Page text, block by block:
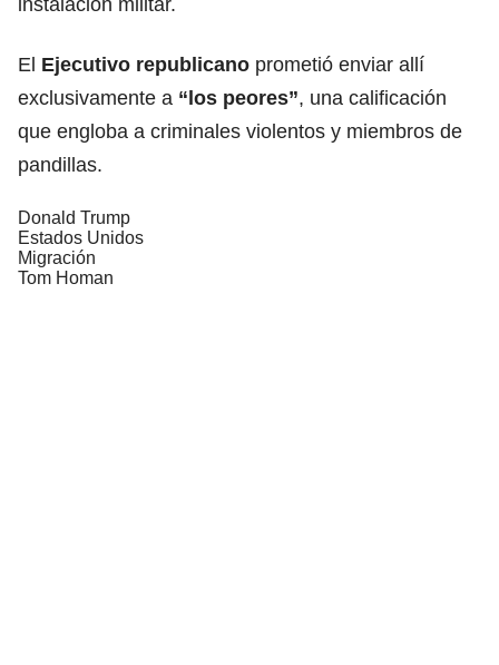
instalación militar.
El Ejecutivo republicano prometió enviar allí
exclusivamente a “los peores”, una calificación
que engloba a criminales violentos y miembros de
pandillas.
Donald Trump
Estados Unidos
Migración
Tom Homan